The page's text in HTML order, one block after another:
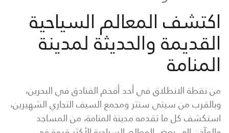
اكتشف المعالم السياحية
القديمة والحديثة لمدينة
المنامة
من نقطة الانطلاق في أحد أفخم الفنادق في البحرين،
وبالقرب من سيتي سنتر ومجمع السيف التجاري الشهيرين،
استكشف كل ما تقدمه مدينة المنامة، من المساجد